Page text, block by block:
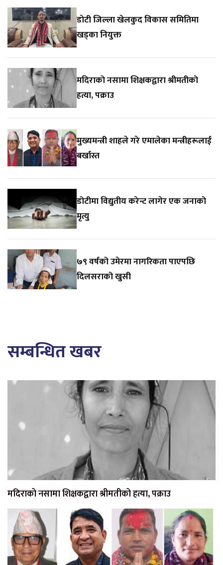
डाेटी जिल्ला खेलकुद विकास समितिमा
खड्का नियुक्त
मदिराको नसामा शिक्षकद्वारा श्रीमतीको
हत्या, पक्राउ
मुख्यमन्त्री शाहले गरे एमालेका मन्त्रीहरूलाई
बर्खास्त
डोटीमा विद्युतीय करेन्ट लागेर एक जनाको
मृत्यु
७९ वर्षको उमेरमा नागरिकता पाएपछि
दिलसराको खुसी
सम्बन्धित खबर
मदिराको नसामा शिक्षकद्वारा श्रीमतीको हत्या, पक्राउ